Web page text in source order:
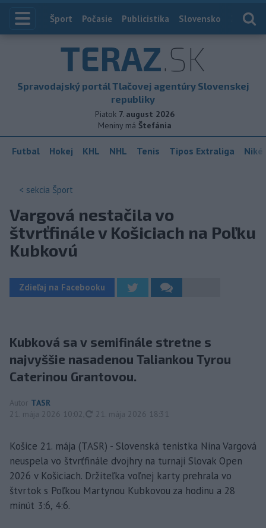
Index
Šport Počasie Publicistika Slovensko
TERAZ.SK
Spravodajský portál Tlačovej agentúry Slovenskej
republiky
Piatok 7. august 2026
Meniny má Štefánia
Futbal Hokej KHL NHL Tenis Tipos Extraliga
< sekcia Šport
Vargová nestačila vo
štvrťfinále v Košiciach na Poľku
Kubkovú
Zdieľaj na Facebooku
Kubková sa v semifinále stretne s
najvyššie nasadenou Taliankou Tyrou
Caterinou Grantovou.
Autor TASR
21. mája 2026 10:02
aktualizované
21. mája 2026 18:31
Košice 21. mája (TASR) - Slovenská tenistka Nina Vargová
neuspela vo štvrťfinále dvojhry na turnaji Slovak Open
2026 v Košiciach. Držiteľka voľnej karty prehrala vo
štvrtok s Poľkou Martynou Kubkovou za hodinu a 28
minút 3:6, 4:6.